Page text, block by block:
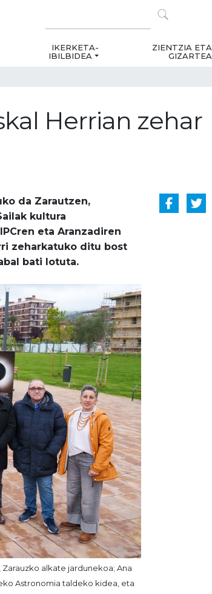
IKERKETA-
IBILBIDEA
ZIENTZIA ETA
GIZARTEA
Herrian zehar
da Zarautzen,
kultura
eta Aranzadiren
zeharkatuko ditu bost
bati lotuta.
Zarauzko alkate jardunekoa; Ana
Astronomia taldeko kidea, eta